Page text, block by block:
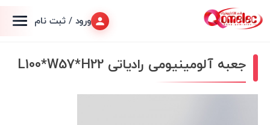
ورود / ثبت نام
جعبه آلومینیومی رادیاتی L100*W57*H22